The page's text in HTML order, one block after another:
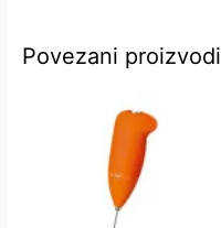
Povezani proizvodi